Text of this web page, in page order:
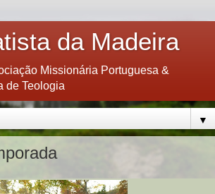
da Madeira
Missionária Portuguesa &
de Teologia
▼